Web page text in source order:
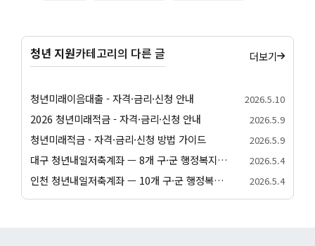
청년 지원카테고리의 다른 글 더보기
청년미래이음대출 - 자격·금리·신청 안내 2026.5.10
2026 청년미래적금 - 자격·금리·신청 안내 2026.5.9
청년미래적금 - 자격·금리·신청 방법 가이드 2026.5.9
대구 청년내일저축계좌 — 8개 구·군 행정복지센터 신청 방법 2026.5.4
인천 청년내일저축계좌 — 10개 구·군 행정복지센터 신청 방법 2026.5.4